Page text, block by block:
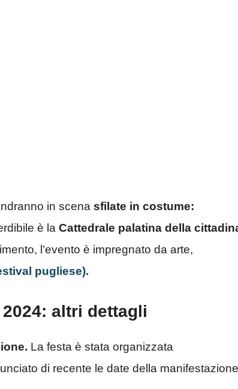
in scena sfilate in costume:
è la Cattedrale palatina della
l’evento è impregnato da arte,
pugliese).
altri dettagli
La festa è stata organizzata
di recente le date della manifestazione